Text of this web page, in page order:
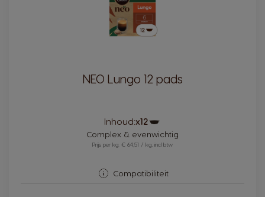
NEO Lungo 12 pads
Inhoud:x12
capsule
Complex & evenwichtig
Prijs per kg: € 64,51 / kg, incl btw
Compatibiliteit